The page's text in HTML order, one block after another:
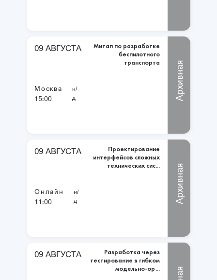
09 АВГУСТА
Митап по разработке
беспилотного
транспорта
Москва
15:00
н/
д
Архивная
09 АВГУСТА
Проектирование
интерфейсов сложных
технических сис...
Онлайн
11:00
н/
д
Архивная
09 АВГУСТА
Разработка через
тестирование в гибком
модельно-ор...